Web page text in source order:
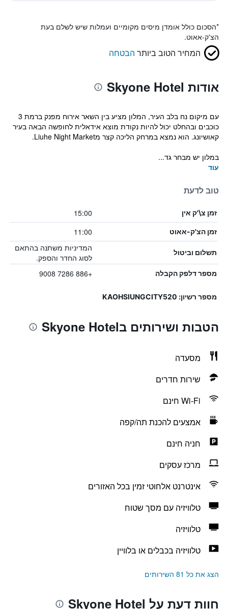
*הסכום כולל אומדן מיסים מקומיים ועמלות שיש לשלם בעת
הצ'ק-אאוט.
המחיר הטוב ביותר הבטחה
אודות Skyone Hotel
עם מיקום נח בלב העיר, המלון מציע בין השאר אירוח מפנק ברמת 3
כוכבים ובהחלט יכול להיות נקודת מוצא אידאלית לחופשה הבאה בעיר
קאושיונג. הוא נמצא במרחק הליכה קצר מLiuhe Night Market.
במלון יש מבחר גד...
עוד
טוב לדעת
זמן צ\'ק אין 15:00
זמן הצ'ק-אאוט 11:00
תשלום וביטול
המדיניות משתנה בהתאם
לסוג החדר והספק.
מספר דלפק הקבלה +886 7286 9008
מספר רשיון: KAOHSIUNGCITY520
הטבות ושירותים בSkyone Hotel
מסעדה
שירות חדרים
Wi-Fi חינם
אמצעים להכנת תה/קפה
חניה חינם
מרכז עסקים
אינטרנט אלחוטי זמין בכל האזורים
טלוויזיה עם מסך שטוח
טלוויזיה
טלוויזיה בכבלים או בלוויין
הצג את כל 81 השירותים
חוות דעת על Skyone Hotel